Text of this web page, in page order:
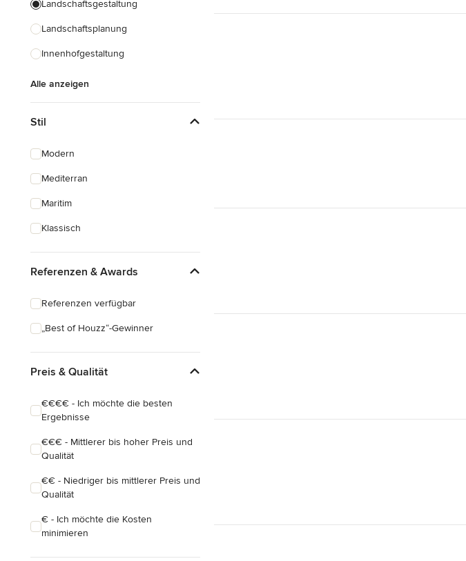
Einbauschränke
Landschaftsgestaltung
Landschaftsplanung
Innenhofgestaltung
Alle anzeigen
Stil
Modern
Mediterran
Maritim
Klassisch
Referenzen & Awards
Referenzen verfügbar
„Best of Houzz“-Gewinner
Preis & Qualität
€€€€ - Ich möchte die besten
Ergebnisse
€€€ - Mittlerer bis hoher Preis und
Qualität
€€ - Niedriger bis mittlerer Preis und
Qualität
€ - Ich möchte die Kosten
minimieren